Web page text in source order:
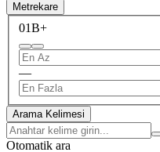
Metrekare
01B+
—
Arama Kelimesi
Otomatik ara